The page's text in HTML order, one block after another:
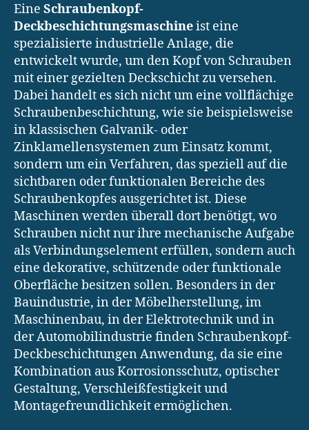
Eine Schraubenkopf-
Deckbeschichtungsmaschineist eine
spezialisierte industrielle Anlage, die
entwickelt wurde, um den Kopf von Schrauben
mit einer gezielten Deckschicht zu versehen.
Dabei handelt es sich nicht um eine vollflächige
Schraubenbeschichtung, wie sie beispielsweise
in klassischen Galvanik- oder
Zinklamellensystemen zum Einsatz kommt,
sondern um ein Verfahren, das speziell auf die
sichtbaren oder funktionalen Bereiche des
Schraubenkopfes ausgerichtet ist. Diese
Maschinen werden überall dort benötigt, wo
Schrauben nicht nur ihre mechanische Aufgabe
als Verbindungselement erfüllen, sondern auch
eine dekorative, schützende oder funktionale
Oberfläche besitzen sollen. Besonders in der
Bauindustrie, in der Möbelherstellung, im
Maschinenbau, in der Elektrotechnik und in
der Automobilindustrie finden Schraubenkopf-
Deckbeschichtungen Anwendung, da sie eine
Kombination aus Korrosionsschutz, optischer
Gestaltung, Verschleißfestigkeit und
Montagefreundlichkeit ermöglichen.